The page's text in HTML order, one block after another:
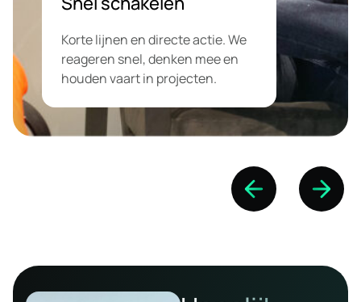
Korte lijnen en directe actie. We
reageren snel, denken mee en
houden vaart in projecten.